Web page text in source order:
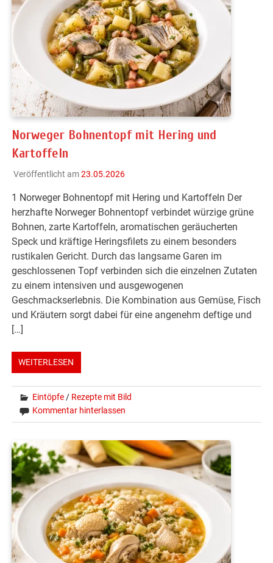
Norweger Bohnentopf mit Hering und
Kartoffeln
Veröffentlicht am23.05.2026
1 Norweger Bohnentopf mit Hering und Kartoffeln Der
herzhafte Norweger Bohnentopf verbindet würzige grüne
Bohnen, zarte Kartoffeln, aromatischen geräucherten
Speck und kräftige Heringsfilets zu einem besonders
rustikalen Gericht. Durch das langsame Garen im
geschlossenen Topf verbinden sich die einzelnen Zutaten
zu einem intensiven und ausgewogenen
Geschmackserlebnis. Die Kombination aus Gemüse, Fisch
und Kräutern sorgt dabei für eine angenehm deftige und
[…]
WEITERLESEN
Eintöpfe/ Rezepte mit Bild
Kommentar hinterlassen